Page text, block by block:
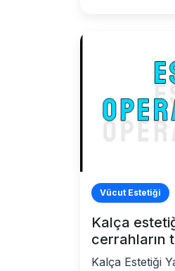
Vücut Estetiği
Kalça
cerrahların
Kalça Estetiği